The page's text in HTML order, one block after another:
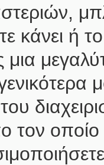
κάνει
τον